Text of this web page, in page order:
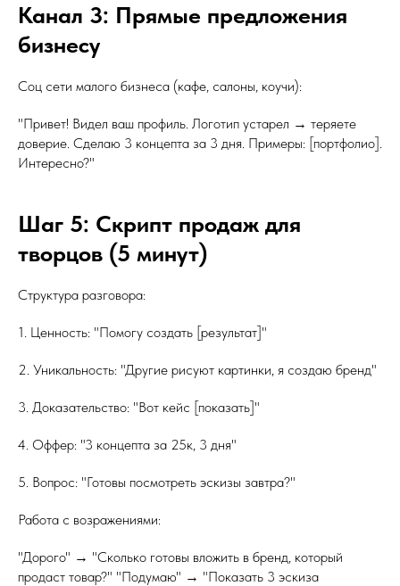
Канал 3: Прямые предложения
бизнесу
Соц сети малого бизнеса (кафе, салоны, коучи):
"Привет! Видел ваш профиль. Логотип устарел → теряете
доверие. Сделаю 3 концепта за 3 дня. Примеры: [портфолио].
Интересно?"
Шаг 5: Скрипт продаж для
творцов (5 минут)
Структура разговора:
1. Ценность: "Помогу создать [результат]"
2. Уникальность: "Другие рисуют картинки, я создаю бренд"
3. Доказательство: "Вот кейс [показать]"
4. Оффер: "3 концепта за 25к, 3 дня"
5. Вопрос: "Готовы посмотреть эскизы завтра?"
Работа с возражениями:
"Дорого" → "Сколько готовы вложить в бренд, который
продаст товар?" "Подумаю" → "Показать 3 эскиза